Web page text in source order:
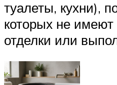
туалеты, кухни),
которых не имеют
отделки или